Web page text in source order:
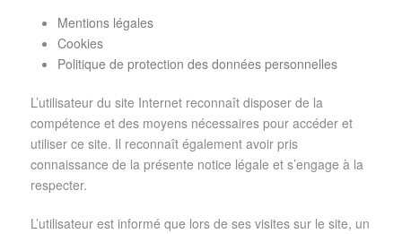
Mentions légales
Cookies
Politique de protection des données personnelles
L’utilisateur du site Internet reconnaît disposer de la
compétence et des moyens nécessaires pour accéder et
utiliser ce site. Il reconnaît également avoir pris
connaissance de la présente notice légale et s’engage à la
respecter.
L’utilisateur est informé que lors de ses visites sur le site, un